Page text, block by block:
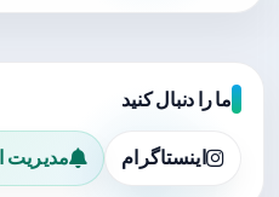
ما را دنبال کنید
اینستاگرام مدیریت